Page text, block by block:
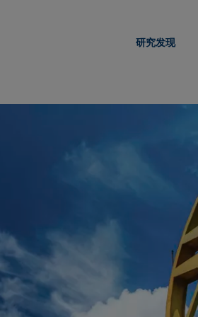
研究发现